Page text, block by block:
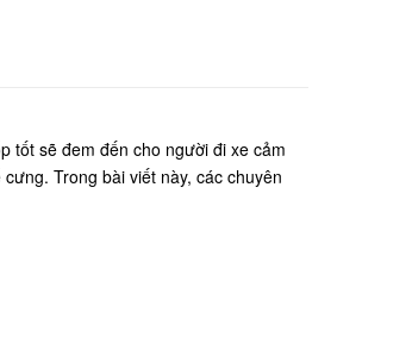
tốt sẽ đem đến cho người đi xe cảm
Trong bài viết này, các chuyên